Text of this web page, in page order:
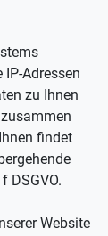
Adressen
zu Ihnen
findet
DSGVO.
Website